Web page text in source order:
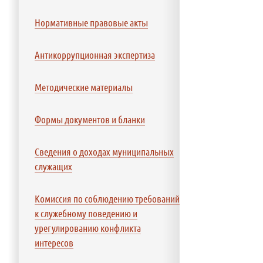
Нормативные правовые акты
Антикоррупционная экспертиза
Методические материалы
Формы документов и бланки
Сведения о доходах муниципальных
служащих
Комиссия по соблюдению требований
к служебному поведению и
урегулированию конфликта
интересов